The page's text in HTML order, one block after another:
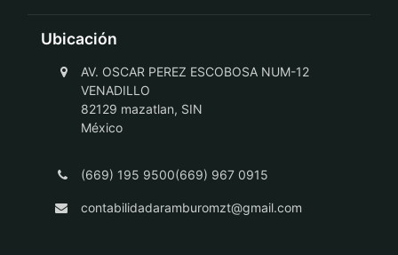
Ubicación
AV. OSCAR PEREZ ESCOBOSA NUM-12
VENADILLO
82129 mazatlan, SIN
México
(669) 195 9500(669) 967 0915
contabilidadaramburomzt@gmail.com